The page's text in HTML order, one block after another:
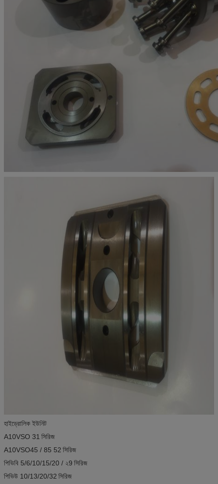
হাইড্রোলিক ইউনিট
A10VSO 31 সিরিজ
A10VSO45 / 85 52 সিরিজ
পিভিবি 5/6/10/15/20 / ২9 সিরিজ
পিভিউ 10/13/20/32 সিরিজ